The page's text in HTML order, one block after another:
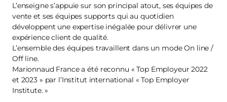
L’enseigne s’appuie sur son principal atout, ses équipes de
vente et ses équipes supports qui au quotidien
développent une expertise inégalée pour délivrer une
expérience client de qualité.
L’ensemble des équipes travaillent dans un mode On line /
Off line.
Marionnaud France a été reconnu « Top Employeur 2022
et 2023 » par l’Institut international « Top Employer
Institute. »